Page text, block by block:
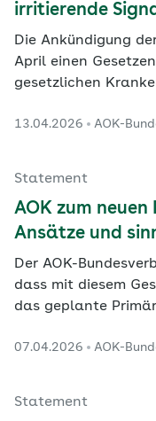
irritierende
Die Ankündigung
April einen
gesetzlichen
Echo
13.04.2026 AOK-
Statement
AOK zum
Ansätze und
Der AOK-
dass mit diesem
das geplante
07.04.2026 AOK-
Statement